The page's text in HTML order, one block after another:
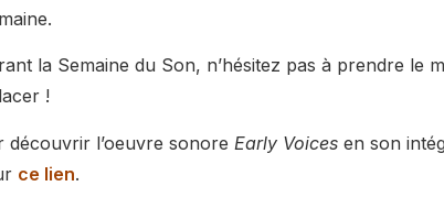
la Semaine du Son, n’hésitez pas à prendre le
!
découvrir l’oeuvre sonore Early Voices en son
ce lien.